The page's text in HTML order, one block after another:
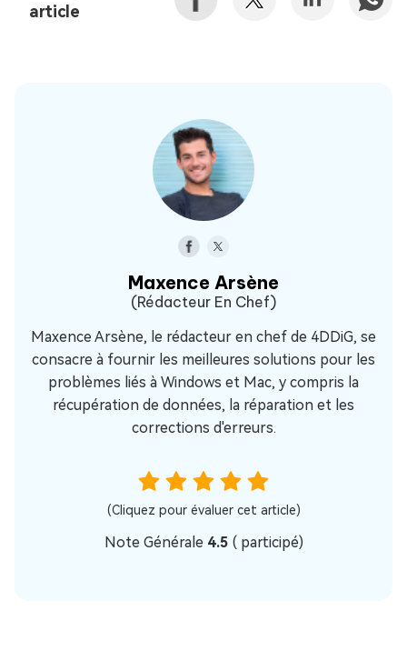
article
Maxence Arsène
(Rédacteur En Chef)
Maxence Arsène, le rédacteur en chef de 4DDiG, se
consacre à fournir les meilleures solutions pour les
problèmes liés à Windows et Mac, y compris la
récupération de données, la réparation et les
corrections d'erreurs.
(Cliquez pour évaluer cet article)
Note Générale 4.5 (participé)